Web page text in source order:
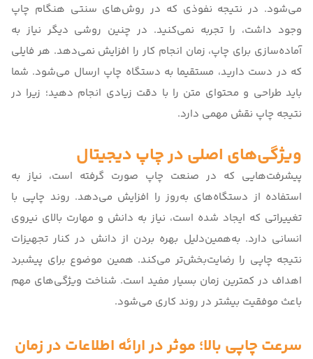
می‌شود. در نتیجه نفوذی که در روش‌های سنتی هنگام چاپ
وجود داشت، را تجربه نمی‌کنید. در چنین روشی دیگر نیاز به
آماد‌ه‌سازی برای چاپ، زمان انجام کار را افزایش نمی‌دهد. هر فایلی
که در دست دارید، مستقیما به دستگاه چاپ ارسال می‌شود. شما
باید طراحی و محتوای متن را با دقت زیادی انجام دهید؛ زیرا در
نتیجه چاپ نقش مهمی دارد.
ویژگی‌های اصلی در چاپ دیجیتال
پیشرفت‌هایی که در صنعت چاپ صورت گرفته است، نیاز به
استفاده از دستگاه‌های به‌روز را افزایش می‌‌دهد. روند چاپی با
تغییراتی که ایجاد شده است، نیاز به دانش و مهارت بالای نیروی
انسانی دارد. به‌همین‌دلیل بهره بردن از دانش در کنار تجهیزات
نتیجه چاپی را رضایت‌بخش‌تر می‌کند. همین موضوع برای پیشبرد
اهداف در کمترین زمان بسیار مفید است. شناخت ویژگی‌های مهم
باعث موفقیت بیشتر در روند کاری می‌شود.
سرعت چاپی بالا؛ موثر در ارائه اطلاعات در زمان